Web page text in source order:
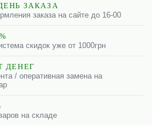
ЗАКАЗА
заказа на сайте до 16-00
скидок уже от 1000грн
ДЕНЕГ
/ оперативная замена на
на складе